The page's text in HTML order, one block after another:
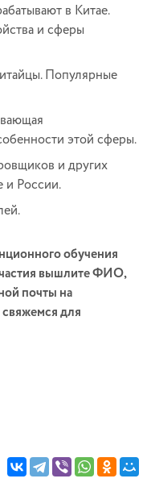
в Китае.
и сферы
Популярные
этой сферы.
и других
и России.
обучения
вышлите ФИО,
почты на
для